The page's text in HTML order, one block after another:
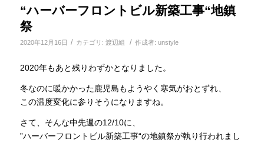
“ハーバーフロントビル新築工事“地鎮
祭
2020年12月16日 / カテゴリ: 渡辺組 / 作成者: unstyle
2020年もあと残りわずかとなりました。
冬なのに暖かかった鹿児島もようやく寒気がおとずれ、
この温度変化に参りそうになりますね。
さて、そんな中先週の12/10に、
”ハーバーフロントビル新築工事“の地鎮祭が執り行われまし